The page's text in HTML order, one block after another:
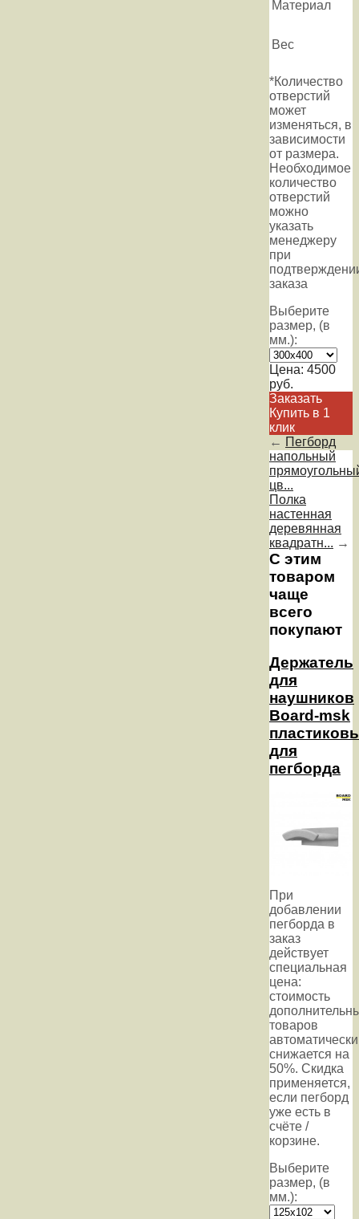
Материал
Вес
*Количество
отверстий
может
изменяться, в
зависимости
от размера.
Необходимое
количество
отверстий
можно
указать
менеджеру
при
заказа
Выберите
размер, (в
мм.):
Цена: 4500
руб.
Заказать
Купить в 1
клик
← Пегборд
напольный
цв...
Полка
настенная
деревянная
квадратн... →
С этим
товаром
чаще
всего
покупают
Держатель
для
наушников
Board-msk
для
пегборда
При
добавлении
пегборда в
заказ
действует
специальная
цена:
стоимость
товаров
автоматически
снижается на
50%. Скидка
применяется,
если пегборд
уже есть в
счёте /
корзине.
Выберите
размер, (в
мм.):